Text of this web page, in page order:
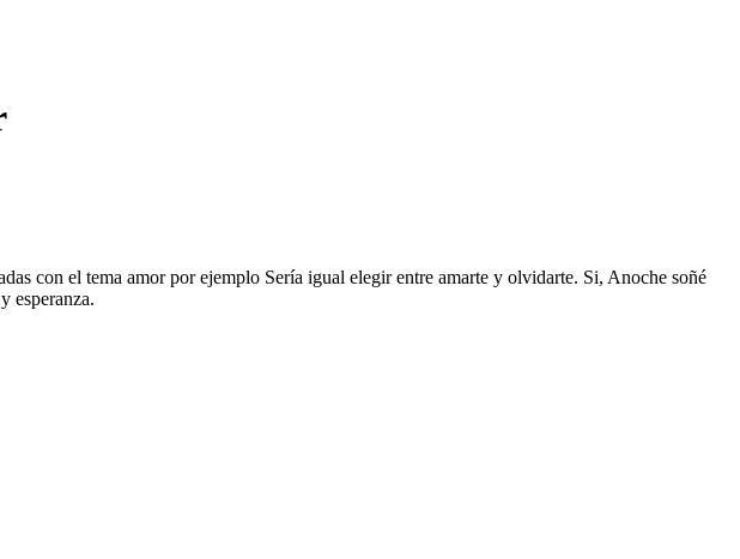
con el tema amor por ejemplo Sería igual elegir entre amarte y olvidarte. Si, Anoche soñé
esperanza.